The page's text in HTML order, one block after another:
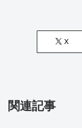
X
関連記事